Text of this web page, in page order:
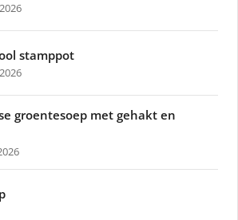
stamppot
groentesoep met gehakt en